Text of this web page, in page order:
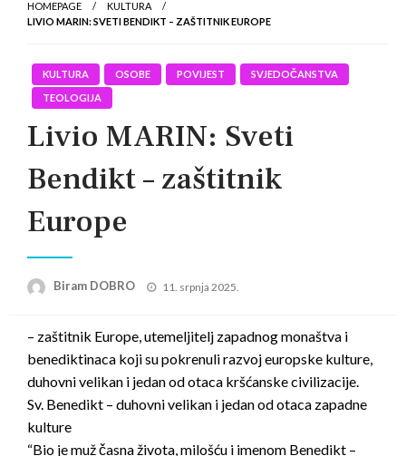
HOMEPAGE
KULTURA
LIVIO MARIN: SVETI BENDIKT – ZAŠTITNIK EUROPE
KULTURA OSOBE POVIJEST
SVJEDOČANSTVA
TEOLOGIJA
Livio MARIN: Sveti
Bendikt – zaštitnik
Europe
Biram DOBRO
Posted
11. srpnja 2025.
– zaštitnik Europe, utemeljitelj zapadnog monaštva i
benediktinaca koji su pokrenuli razvoj europske kulture,
duhovni velikan i jedan od otaca kršćanske civilizacije.
Sv. Benedikt – duhovni velikan i jedan od otaca zapadne
kulture
“Bio je muž časna života, milošću i imenom Benedikt –